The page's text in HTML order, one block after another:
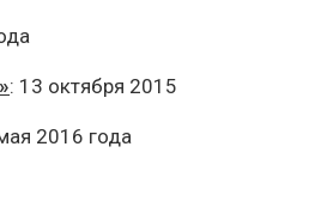
: 13 октября 2015
2016 года